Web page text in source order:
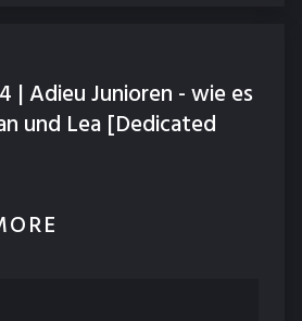
| Adieu Junioren - wie es
und Lea [Dedicated